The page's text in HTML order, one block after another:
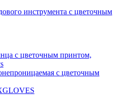
инструмента с цветочным
с цветочным принтом,
с цветочным